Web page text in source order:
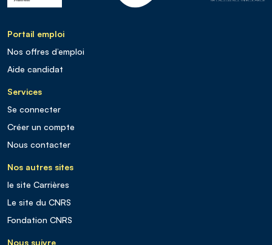
Portail emploi
Nos offres d’emploi
Aide candidat
Services
Se connecter
Créer un compte
Nous contacter
Nos autres sites
le site Carrières
Le site du CNRS
Fondation CNRS
Nous suivre